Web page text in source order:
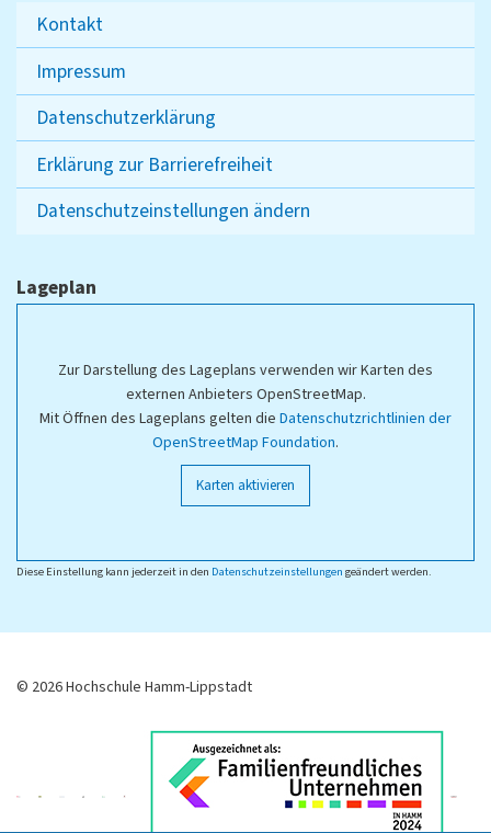
Kontakt
Impressum
Datenschutzerklärung
Erklärung zur Barrierefreiheit
Datenschutzeinstellungen ändern
Lageplan
Zur Darstellung des Lageplans verwenden wir Karten des
externen Anbieters OpenStreetMap.
Mit Öffnen des Lageplans gelten die Datenschutzrichtlinien der
OpenStreetMap Foundation.
Karten aktivieren
Diese Einstellung kann jederzeit in den Datenschutzeinstellungen geändert werden.
© 2026 Hochschule Hamm-Lippstadt